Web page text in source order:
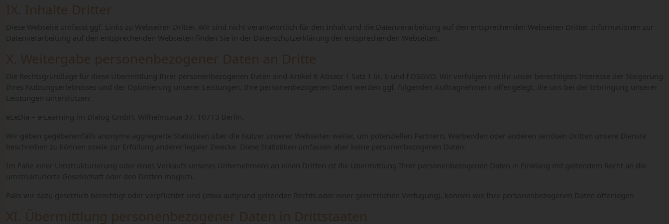
IX. Inhalte Dritter
X. Weitergabe personenbezogener Daten an Dritte
XI. Übermittlung personenbezogener Daten in Drittstaaten